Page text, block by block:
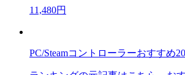
11,480円
PC/Steamコントローラーおすすめ